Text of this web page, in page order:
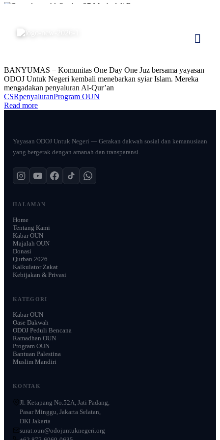
Penyaluran Al-Qur’an 37 Mushaf di
BANYUMAS – Komunitas One Day One Juz bersama yayasan
ODOJ Untuk Negeri kembali menebarkan syiar Islam. Mereka
mengadakan penyaluran Al-Qur’an
CSRpenyaluranProgram OUN
Read more
Yayasan ODOJ Untuk Negeri — Gerakan dakwah sosial dan kemanusiaan
yang bergerak dengan amanah dan transparansi.
HALAMAN
Home
Tentang Kami
Kabar OUN
Majalah OUN
Donasi
Qurban 2026
Kalkulator Zakat
Kebijakan & Privasi
KATEGORI
Kabar OUN
Oase Dakwah
ODOJ Peduli Bencana
Ramadhan OUN
Program OUN
Bantuan Palestina
Muslim Mandiri
KONTAK
Jl. Ketapang No.52A, Jati Padang,
Pasar Minggu, Jakarta Selatan,
DKI Jakarta
surat.oun@odojuntuknegeri.org